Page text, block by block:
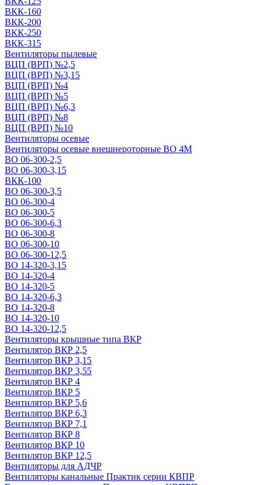
ВКК-160
ВКК-200
ВКК-250
ВКК-315
Вентиляторы пылевые
ВЦП (ВРП) №2,5
ВЦП (ВРП) №3,15
ВЦП (ВРП) №4
ВЦП (ВРП) №5
ВЦП (ВРП) №6,3
ВЦП (ВРП) №8
ВЦП (ВРП) №10
Вентиляторы осевые
Вентиляторы осевые внешнероторные ВО 4М
ВО 06-300-2,5
ВО 06-300-3,15
ВКК-100
ВО 06-300-3,5
ВО 06-300-4
ВО 06-300-5
ВО 06-300-6,3
ВО 06-300-8
ВО 06-300-10
ВО 06-300-12,5
ВО 14-320-3,15
ВО 14-320-4
ВО 14-320-5
ВО 14-320-6,3
ВО 14-320-8
ВО 14-320-10
ВО 14-320-12,5
Вентиляторы крышные типа ВКР
Вентилятор ВКР 2,5
Вентилятор ВКР 3,15
Вентилятор ВКР 3,55
Вентилятор ВКР 4
Вентилятор ВКР 5
Вентилятор ВКР 5,6
Вентилятор ВКР 6,3
Вентилятор ВКР 7,1
Вентилятор ВКР 8
Вентилятор ВКР 10
Вентилятор ВКР 12,5
Вентиляторы для АДЧР
Вентиляторы канальные Практик серии КВПР